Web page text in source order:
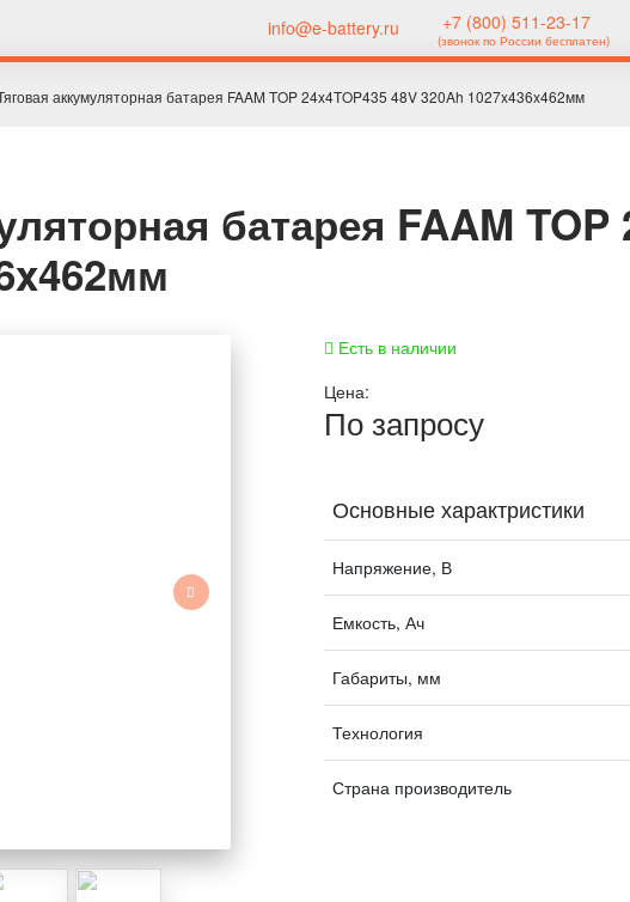
info@e-battery.ru +7 (800) 511-23-17
(звонок по России бесплатен)
аккумуляторная батарея FAAM TOP 24x4TOP435 48V 320Ah 1027x436x462мм
батарея FAAM TOP
Есть в наличии
Цена:
По запросу
Основные характристики
Напряжение, В
Емкость, Ач
Габариты, мм
Технология
Страна производитель